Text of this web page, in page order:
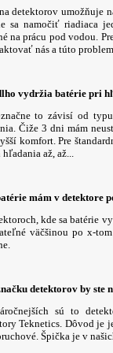
detektorov umožňuje
sa namočiť riadiaca
na prácu pod vodou.
nás a túto
vydržia batérie pri
to závisí od
Čiže 3 dni mám
komfort. Pre
až, až...
mám v detektore
kde sa batérie
väčšinou po x-
detektorov by ste
sú to
Teknetics. Dôvod je
Špička je v